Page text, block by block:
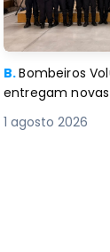
B.Bombeiros
entregam
1 agosto 2026